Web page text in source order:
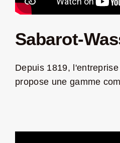
Sabarot-
Depuis 1819,
propose une gamme